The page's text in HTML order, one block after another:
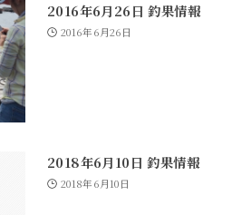
2016年6月26日 釣果情報
2016年6月26日
2018年6月10日 釣果情報
2018年6月10日